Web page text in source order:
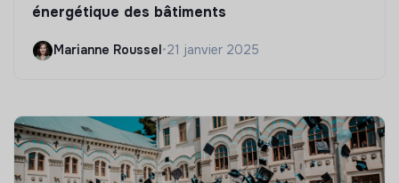
énergétique des bâtiments
Marianne Roussel•21 janvier 2025